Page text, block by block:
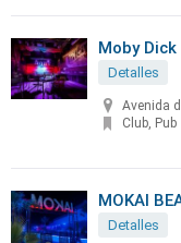
Moby Dick
Detalles
Avenida
Club, Pub
MOKAI
Detalles